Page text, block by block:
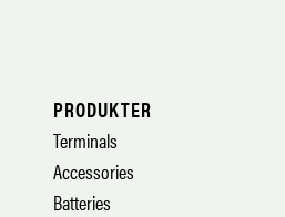
PRODUKTER
Terminals
Accessories
Batteries